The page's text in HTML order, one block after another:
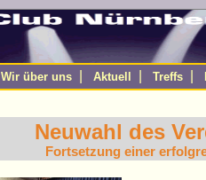
Wir über uns Aktuell Treffs
Neuwahl des
Fortsetzung einer